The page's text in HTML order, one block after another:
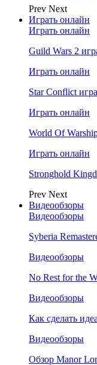
Prev Next
Играть онлайн
Играть онлайн
Guild Wars 2
Играть онлайн
Star Conflict
Играть онлайн
World Of
Играть онлайн
Stronghold
Prev Next
Видеообзоры
Видеообзоры
Syberia
Видеообзоры
No Rest for the
Видеообзоры
Как сделать
Видеообзоры
Обзор Manor